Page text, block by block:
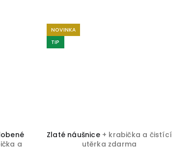
a
NOVINKA
TIP
Zlaté náušnice + krabička a čistící
utěrka zdarma